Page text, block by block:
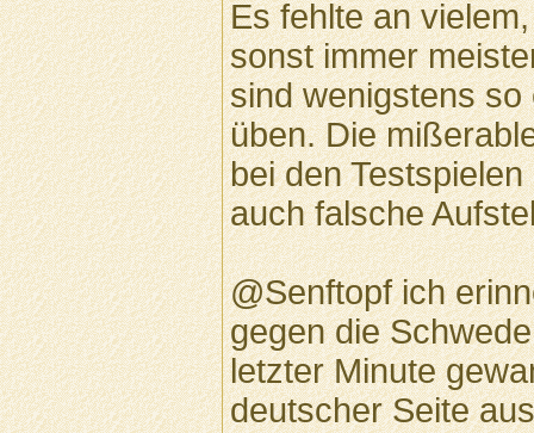
Es fehlte an
sonst immer
sind wenigstens
üben. Die
bei den
auch falsche
@Senftopf ich
gegen die
letzter Minute
deutscher Seite